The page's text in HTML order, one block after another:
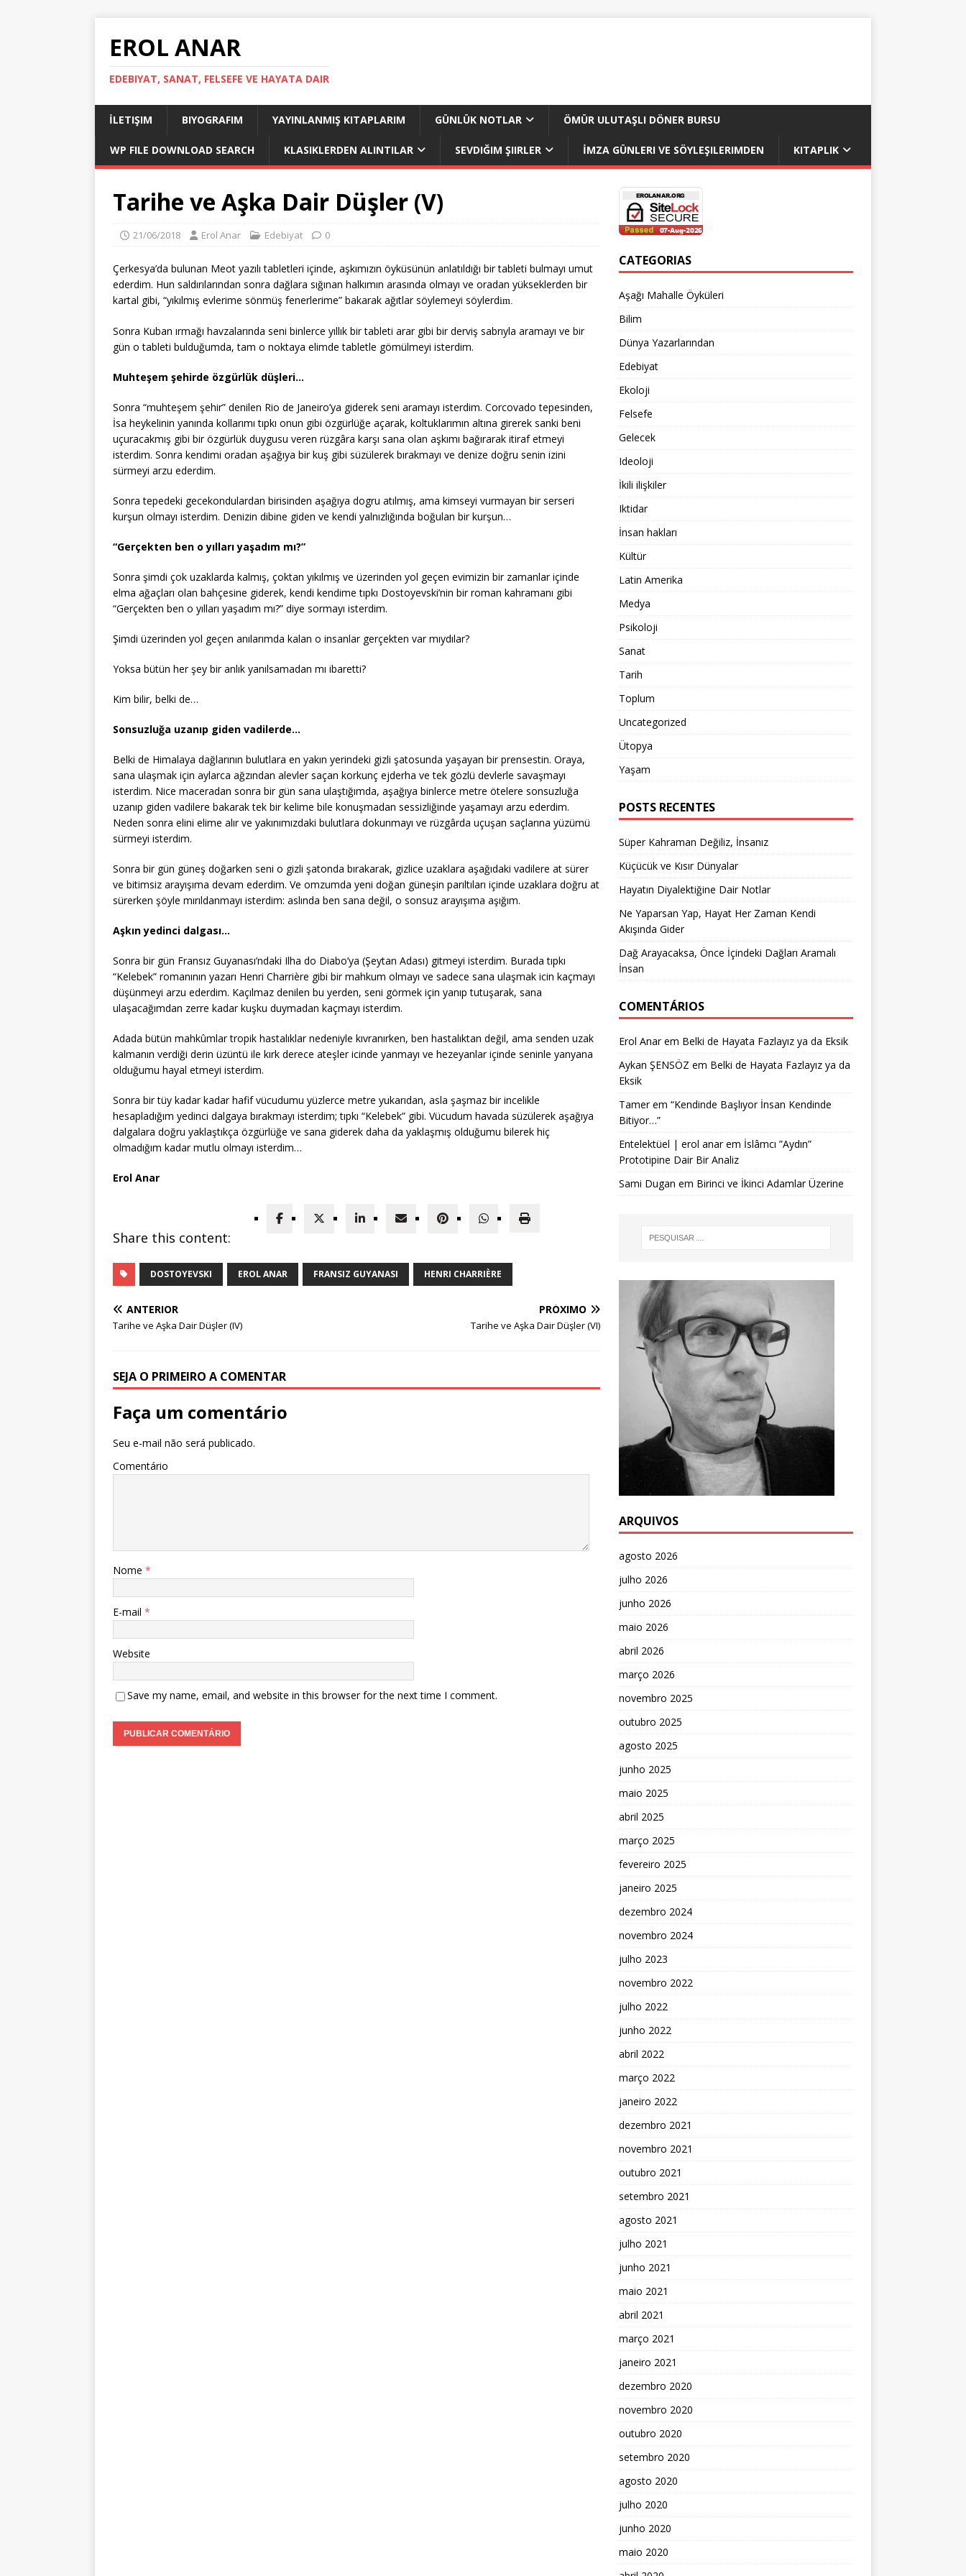
EROL ANAR
EDEBIYAT, SANAT, FELSEFE VE HAYATA DAIR
İLETIŞIM BIYOGRAFIM YAYINLANMIŞ KITAPLARIM GÜNLÜK NOTLAR ÖMÜR ULUTAŞLI DÖNER BURSU
WP FILE DOWNLOAD SEARCH KLASIKLERDEN ALINTILAR SEVDIĞIM ŞIIRLER İMZA GÜNLERI VE SÖYLEŞILERIMDEN KITAPLIK
Tarihe ve Aşka Dair Düşler (V)
21/06/2018 Erol Anar Edebiyat 0
Çerkesya’da bulunan Meot yazılı tabletleri içinde, aşkımızın öyküsünün anlatıldığı bir tableti bulmayı umut
ederdim. Hun saldırılarından sonra dağlara sığınan halkımın arasında olmayı ve oradan yükseklerden bir
kartal gibi, “yıkılmış evlerime sönmüş fenerlerime” bakarak ağıtlar söylemeyi söylerdim.
Sonra Kuban ırmağı havzalarında seni binlerce yıllık bir tableti arar gibi bir derviş sabrıyla aramayı ve bir
gün o tableti bulduğumda, tam o noktaya elimde tabletle gömülmeyi isterdim.
Muhteşem şehirde özgürlük düşleri…
Sonra “muhteşem şehir” denilen Rio de Janeiro’ya giderek seni aramayı isterdim. Corcovado tepesinden,
İsa heykelinin yanında kollarımı tıpkı onun gibi özgürlüğe açarak, koltuklarımın altına girerek sanki beni
uçuracakmış gibi bir özgürlük duygusu veren rüzgâra karşı sana olan aşkımı bağırarak itiraf etmeyi
isterdim. Sonra kendimi oradan aşağıya bir kuş gibi süzülerek bırakmayı ve denize doğru senin izini
sürmeyi arzu ederdim.
Sonra tepedeki gecekondulardan birisinden aşağıya dogru atılmış, ama kimseyi vurmayan bir serseri
kurşun olmayı isterdim. Denizin dibine giden ve kendi yalnızlığında boğulan bir kurşun…
“Gerçekten ben o yılları yaşadım mı?”
Sonra şimdi çok uzaklarda kalmış, çoktan yıkılmış ve üzerinden yol geçen evimizin bir zamanlar içinde
elma ağaçları olan bahçesine giderek, kendi kendime tıpkı Dostoyevski’nin bir roman kahramanı gibi
“Gerçekten ben o yılları yaşadım mı?” diye sormayı isterdim.
Şimdi üzerinden yol geçen anılarımda kalan o insanlar gerçekten var mıydılar?
Yoksa bütün her şey bir anlık yanılsamadan mı ibaretti?
Kim bilir, belki de…
Sonsuzluğa uzanıp giden vadilerde…
Belki de Himalaya dağlarının bulutlara en yakın yerindeki gizli şatosunda yaşayan bir prensestin. Oraya,
sana ulaşmak için aylarca ağzından alevler saçan korkunç ejderha ve tek gözlü devlerle savaşmayı
isterdim. Nice maceradan sonra bir gün sana ulaştığımda, aşağıya binlerce metre ötelere sonsuzluğa
uzanıp giden vadilere bakarak tek bir kelime bile konuşmadan sessizliğinde yaşamayı arzu ederdim.
Neden sonra elini elime alır ve yakınımızdaki bulutlara dokunmayı ve rüzgârda uçuşan saçlarına yüzümü
sürmeyi isterdim.
Sonra bir gün güneş doğarken seni o gizli şatonda bırakarak, gizlice uzaklara aşağıdaki vadilere at sürer
ve bitimsiz arayışıma devam ederdim. Ve omzumda yeni doğan güneşin parıltıları içinde uzaklara doğru at
sürerken şöyle mırıldanmayı isterdim: aslında ben sana değil, o sonsuz arayışıma aşığım.
Aşkın yedinci dalgası…
Sonra bir gün Fransız Guyanası’ndaki Ilha do Diabo’ya (Şeytan Adası) gitmeyi isterdim. Burada tıpkı
“Kelebek” romanının yazarı Henri Charrière gibi bir mahkum olmayı ve sadece sana ulaşmak icin kaçmayı
düşünmeyi arzu ederdim. Kaçılmaz denilen bu yerden, seni görmek için yanıp tutuşarak, sana
ulaşacağımdan zerre kadar kuşku duymadan kaçmayı isterdim.
Adada bütün mahkûmlar tropik hastalıklar nedeniyle kıvranırken, ben hastalıktan değil, ama senden uzak
kalmanın verdiği derin üzüntü ile kırk derece ateşler icinde yanmayı ve hezeyanlar içinde seninle yanyana
olduğumu hayal etmeyi isterdim.
Sonra bir tüy kadar kadar hafif vücudumu yüzlerce metre yukarıdan, asla şaşmaz bir incelikle
hesapladığım yedinci dalgaya bırakmayı isterdim; tıpkı “Kelebek” gibi. Vücudum havada süzülerek aşağıya
dalgalara doğru yaklaştıkça özgürlüğe ve sana giderek daha da yaklaşmış olduğumu bilerek hiç
olmadığım kadar mutlu olmayı isterdim…
Erol Anar
Share this content:
DOSTOYEVSKI EROL ANAR FRANSIZ GUYANASI HENRI CHARRIÈRE
ANTERIOR
Tarihe ve Aşka Dair Düşler (IV)
PRÓXIMO
Tarihe ve Aşka Dair Düşler (VI)
SEJA O PRIMEIRO A COMENTAR
Faça um comentário
Seu e-mail não será publicado.
Comentário
Nome *
E-mail *
Website
Save my name, email, and website in this browser for the next time I comment.
CATEGORIAS
Aşağı Mahalle Öyküleri
Bilim
Dünya Yazarlarından
Edebiyat
Ekoloji
Felsefe
Gelecek
Ideoloji
İkili ilişkiler
Iktidar
İnsan hakları
Kültür
Latin Amerika
Medya
Psikoloji
Sanat
Tarih
Toplum
Uncategorized
Ütopya
Yaşam
POSTS RECENTES
Süper Kahraman Değiliz, İnsanız
Küçücük ve Kısır Dünyalar
Hayatın Diyalektiğine Dair Notlar
Ne Yaparsan Yap, Hayat Her Zaman Kendi
Akışında Gider
Dağ Arayacaksa, Önce İçindeki Dağları Aramalı
İnsan
COMENTÁRIOS
Erol Anarem Belki de Hayata Fazlayız ya da Eksik
Aykan ŞENSÖZ em Belki de Hayata Fazlayız ya da
Eksik
Tamerem “Kendinde Başlıyor İnsan Kendinde
Bitiyor…”
Entelektüel | erol anarem İslâmcı ”Aydın”
Prototipine Dair Bir Analiz
Sami Dugan em Birinci ve İkinci Adamlar Üzerine
ARQUIVOS
agosto 2026
julho 2026
junho 2026
maio 2026
abril 2026
março 2026
novembro 2025
outubro 2025
agosto 2025
junho 2025
maio 2025
abril 2025
março 2025
fevereiro 2025
janeiro 2025
dezembro 2024
novembro 2024
julho 2023
novembro 2022
julho 2022
junho 2022
abril 2022
março 2022
janeiro 2022
dezembro 2021
novembro 2021
outubro 2021
setembro 2021
agosto 2021
julho 2021
junho 2021
maio 2021
abril 2021
março 2021
janeiro 2021
dezembro 2020
novembro 2020
outubro 2020
setembro 2020
agosto 2020
julho 2020
junho 2020
maio 2020